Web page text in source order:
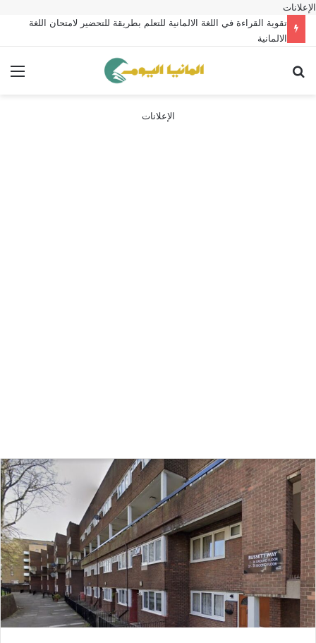
الإعلانات
تقوية القراءة في اللغة الالمانية للتعلم بطريقة للتحضير لامتحان اللغة
الالمانية
الإعلانات